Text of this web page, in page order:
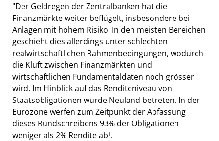
"Der Geldregen der Zentralbanken hat die
Finanzmärkte weiter beflügelt, insbesondere bei
Anlagen mit hohem Risiko. In den meisten Bereichen
geschieht dies allerdings unter schlechten
realwirtschaftlichen Rahmenbedingungen, wodurch
die Kluft zwischen Finanzmärkten und
wirtschaftlichen Fundamentaldaten noch grösser
wird. Im Hinblick auf das Renditeniveau von
Staatsobligationen wurde Neuland betreten. In der
Eurozone werfen zum Zeitpunkt der Abfassung
dieses Rundschreibens 93% der Obligationen
weniger als 2% Rendite ab1 .